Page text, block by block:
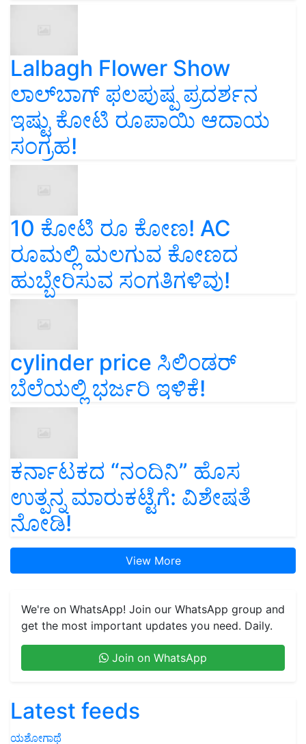
Lalbagh Flower Show
ಲಾಲ್‌ಬಾಗ್ ಫಲಪುಷ್ಪ ಪ್ರದರ್ಶನ
ಇಷ್ಟು ಕೋಟಿ ರೂಪಾಯಿ ಆದಾಯ
ಸಂಗ್ರಹ!
10 ಕೋಟಿ ರೂ ಕೋಣ! AC
ರೂಮಲ್ಲಿ ಮಲಗುವ ಕೋಣದ
ಹುಬ್ಬೇರಿಸುವ ಸಂಗತಿಗಳಿವು!
cylinder price ಸಿಲಿಂಡರ್‌
ಬೆಲೆಯಲ್ಲಿ ಭರ್ಜರಿ ಇಳಿಕೆ!
ಕರ್ನಾಟಕದ “ನಂದಿನಿ” ಹೊಸ
ಉತ್ಪನ್ನ ಮಾರುಕಟ್ಟೆಗೆ: ವಿಶೇಷತೆ
ನೋಡಿ!
View More
We're on WhatsApp! Join our WhatsApp group and
get the most important updates you need. Daily.
Join on WhatsApp
Latest feeds
ಯಶೋಗಾಥೆ